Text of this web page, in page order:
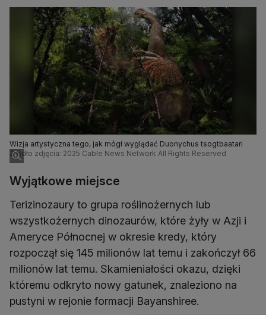
Wizja artystyczna tego, jak mógł wyglądać Duonychus tsogtbaatari
Źródło zdjęcia: 2025 Cable News Network All Rights Reserved
Wyjątkowe miejsce
Terizinozaury to grupa roślinożernych lub
wszystkożernych dinozaurów, które żyły w Azji i
Ameryce Północnej w okresie kredy, który
rozpoczął się 145 milionów lat temu i zakończył 66
milionów lat temu. Skamieniałości okazu, dzięki
któremu odkryto nowy gatunek, znaleziono na
pustyni w rejonie formacji Bayanshiree.